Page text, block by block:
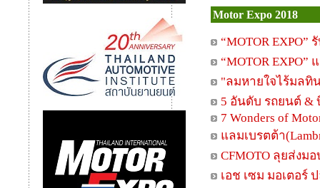
Motor Expo 2018
“MOTOR EXPO”
“MOTOR
"ลมหายใจไร้มลทิ
5 อันดับ รถยนต์ &
7 Wonders of
แลมเบรตต้า
CFMOTO ลุยส่งม
เอช เซม มอเตอร์